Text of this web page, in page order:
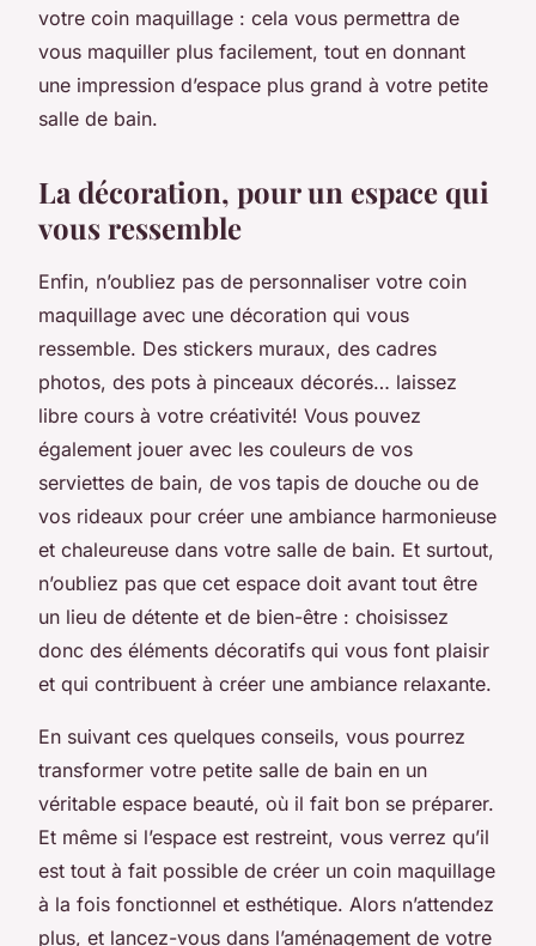
votre coin maquillage : cela vous permettra de
vous maquiller plus facilement, tout en donnant
une impression d’espace plus grand à votre petite
salle de bain.
La décoration, pour un espace qui
vous ressemble
Enfin, n’oubliez pas de personnaliser votre coin
maquillage avec une décoration qui vous
ressemble. Des stickers muraux, des cadres
photos, des pots à pinceaux décorés… laissez
libre cours à votre créativité! Vous pouvez
également jouer avec les couleurs de vos
serviettes de bain, de vos tapis de douche ou de
vos rideaux pour créer une ambiance harmonieuse
et chaleureuse dans votre salle de bain. Et surtout,
n’oubliez pas que cet espace doit avant tout être
un lieu de détente et de bien-être : choisissez
donc des éléments décoratifs qui vous font plaisir
et qui contribuent à créer une ambiance relaxante.
En suivant ces quelques conseils, vous pourrez
transformer votre petite salle de bain en un
véritable espace beauté, où il fait bon se préparer.
Et même si l’espace est restreint, vous verrez qu’il
est tout à fait possible de créer un coin maquillage
à la fois fonctionnel et esthétique. Alors n’attendez
plus, et lancez-vous dans l’aménagement de votre